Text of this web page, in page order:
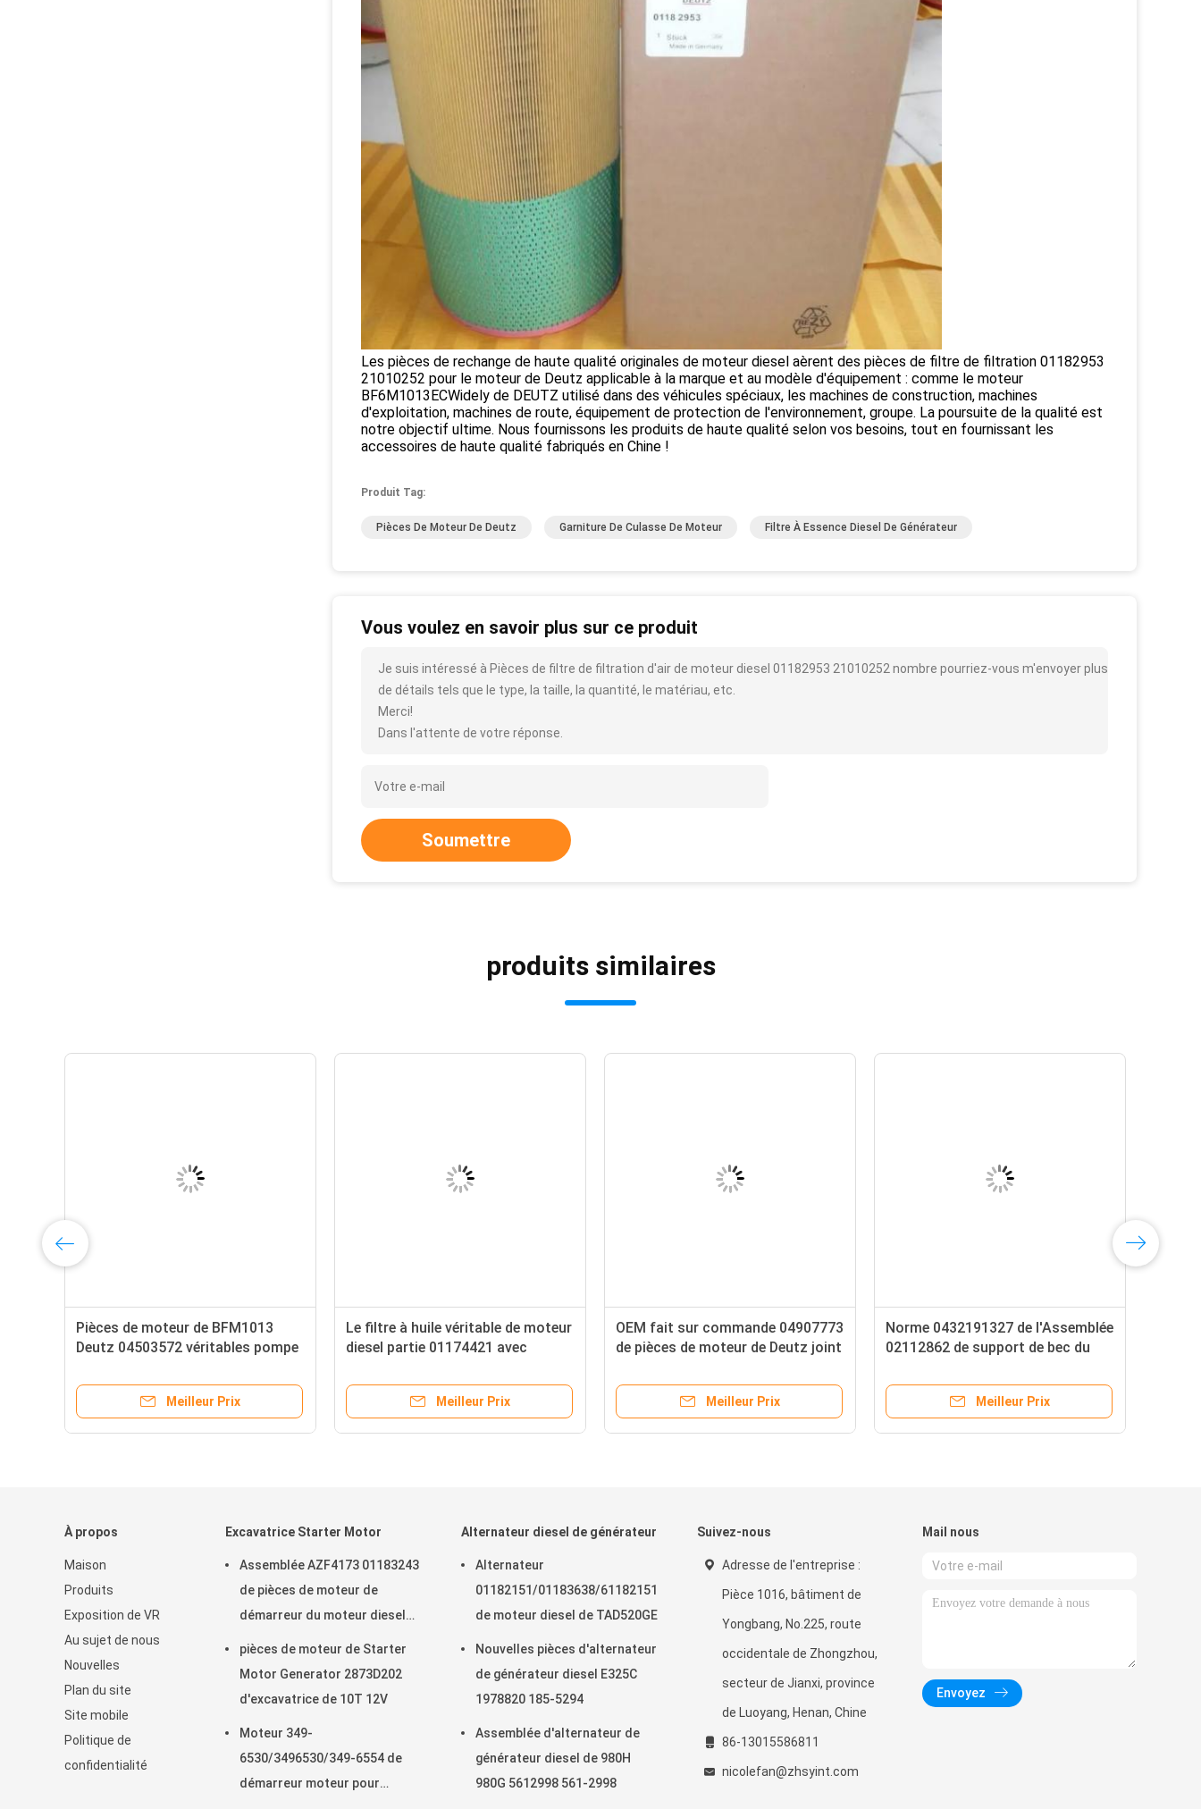
Les pièces de rechange de haute qualité originales de moteur diesel aèrent des pièces de filtre de filtration 01182953
21010252 pour le moteur de Deutz applicable à la marque et au modèle d'équipement : comme le moteur
BF6M1013ECWidely de DEUTZ utilisé dans des véhicules spéciaux, les machines de construction, machines
d'exploitation, machines de route, équipement de protection de l'environnement, groupe. La poursuite de la qualité est
notre objectif ultime. Nous fournissons les produits de haute qualité selon vos besoins, tout en fournissant les
accessoires de haute qualité fabriqués en Chine !
Produit Tag:
Pièces De Moteur De Deutz Garniture De Culasse De Moteur Filtre À Essence Diesel De Générateur
Vous voulez en savoir plus sur ce produit
Je suis intéressé à Pièces de filtre de filtration d'air de moteur diesel 01182953 21010252 nombre pourriez-vous m'envoyer plus
de détails tels que le type, la taille, la quantité, le matériau, etc.
Merci!
Dans l'attente de votre réponse.
Soumettre
produits similaires
Pièces de moteur de BFM1013
Deutz 04503572 véritables pompe
en combustible
Meilleur Prix
Le filtre à huile véritable de moteur
diesel partie 01174421 avec
Meilleur Prix
OEM fait sur commande 04907773
de pièces de moteur de Deutz joint
Meilleur Prix
Norme 0432191327 de l'Assemblée
02112862 de support de bec du
Meilleur Prix
À propos
Maison
Produits
Exposition de VR
Au sujet de nous
Nouvelles
Plan du site
Site mobile
Politique de
confidentialité
Excavatrice Starter Motor
Assemblée AZF4173 01183243
de pièces de moteur de
démarreur du moteur diesel
pièces de moteur de Starter
Motor Generator 2873D202
d'excavatrice de 10T 12V
Moteur 349-
6530/3496530/349-6554 de
démarreur moteur pour
Alternateur diesel de générateur
Alternateur
01182151/01183638/61182151
de moteur diesel de TAD520GE
Nouvelles pièces d'alternateur
de générateur diesel E325C
1978820 185-5294
Assemblée d'alternateur de
générateur diesel de 980H
980G 5612998 561-2998
Suivez-nous
Adresse de l'entreprise :
Pièce 1016, bâtiment de
Yongbang, No.225, route
occidentale de Zhongzhou,
secteur de Jianxi, province
de Luoyang, Henan, Chine
86-13015586811
nicolefan@zhsyint.com
Mail nous
Envoyez